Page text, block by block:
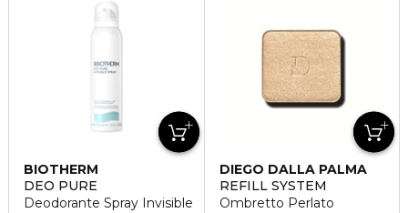
BIOTHERM
DEO PURE
Deodorante Spray Invisible
DIEGO DALLA PALMA
REFILL SYSTEM
Ombretto Perlato